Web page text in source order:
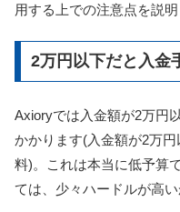
用する上での注意点を説
2万円以下だと入金
Axioryでは入金額が2万円
かかります(入金額が2万
料)。これは本当に低予算
ては、少々ハードルが高い